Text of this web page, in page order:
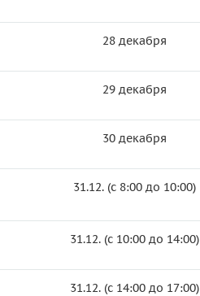
28 декабря
29 декабря
30 декабря
31.12. (c 8:00 до 10:00)
31.12. (c 10:00 до 14:00)
31.12. (c 14:00 до 17:00)